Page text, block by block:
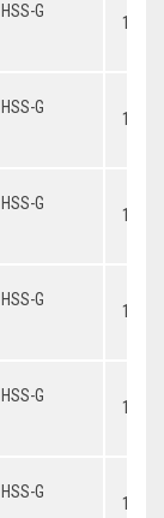
G
G
G
G
G
G